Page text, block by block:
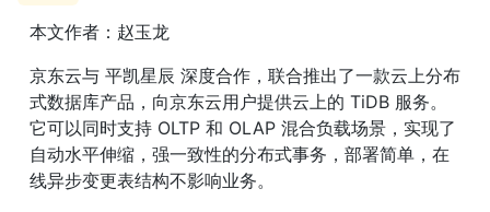
本文作者：赵玉龙
京东云与 平凯星辰 深度合作，联合推出了一款云上分布
式数据库产品，向京东云用户提供云上的 TiDB 服务。
它可以同时支持 OLTP 和 OLAP 混合负载场景，实现了
自动水平伸缩，强一致性的分布式事务，部署简单，在
线异步变更表结构不影响业务。